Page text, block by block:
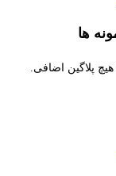
ها
پلاگین اضافی.